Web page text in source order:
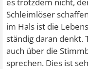
Schleimlöser
im Hals ist die
ständig daran denkt.
auch über die
sprechen. Dies ist